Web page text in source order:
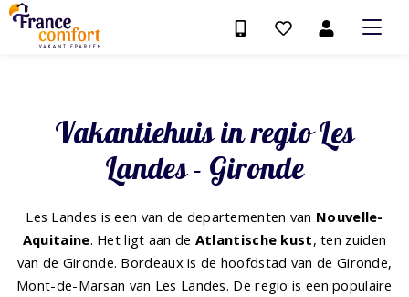
Vakantiehuis in regio Les
Landes - Gironde
Les Landes is een van de departementen van Nouvelle-
Aquitaine. Het ligt aan de Atlantische kust, ten zuiden
van de Gironde. Bordeaux is de hoofdstad van de Gironde,
Mont-de-Marsan van Les Landes. De regio is een populaire